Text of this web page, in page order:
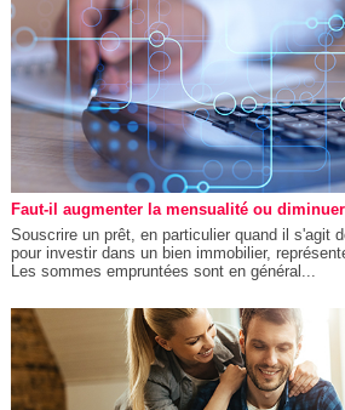
Faut-il augmenter la mensualité ou
Souscrire un prêt, en particulier quand il s'agit
pour investir dans un bien immobilier,
Les sommes empruntées sont en général...